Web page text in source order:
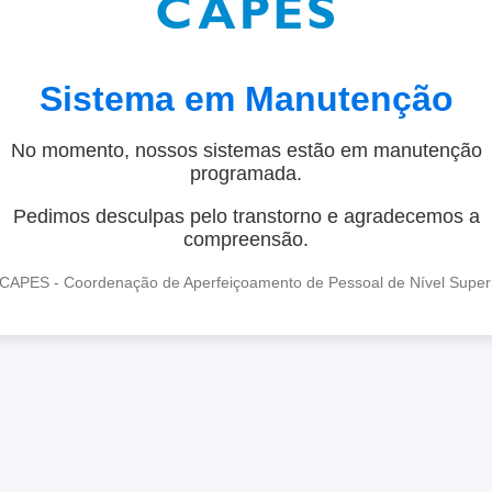
Sistema em Manutenção
No momento, nossos sistemas estão em manutenção
programada.
Pedimos desculpas pelo transtorno e agradecemos a
compreensão.
- Coordenação de Aperfeiçoamento de Pessoal de Nível